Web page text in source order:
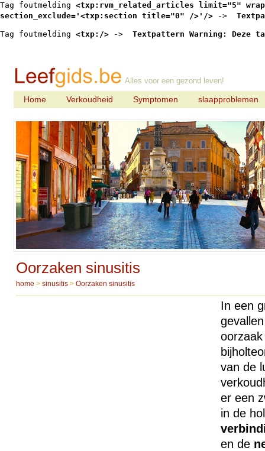
Tag foutmelding <txp:rvm_related_articles limit="5"
section_exclude='<txp:section title="0" />'/> ->
Tag foutmelding <txp:/> -> Textpattern Warning: Deze
Alles voor een gezond leven!
Home Verkoudheid Symptomen slaapproblemen
Oorzaken sinusitis
home > sinusitis> Oorzaken sinusitis
In een
van de
er een
in de
en de